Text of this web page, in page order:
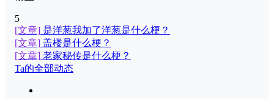
5
[文章] 是洋葱我加了洋葱是什么梗？
[文章] 盖楼是什么梗？
[文章] 老家秘传是什么梗？
Ta的全部动态